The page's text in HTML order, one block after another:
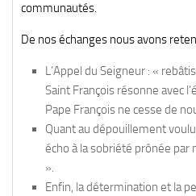
communautés.
De nos échanges nous avons
L’Appel du Seigneur : «
Saint François résonne avec
Pape François ne cesse de
Quant au dépouillement
écho à la sobriété prônée par
».
Enfin, la détermination et la